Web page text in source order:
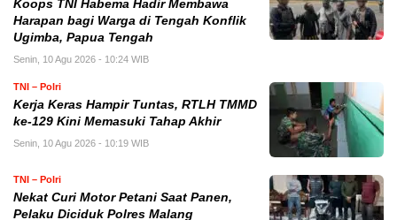
Koops TNI Habema Hadir Membawa
Harapan bagi Warga di Tengah Konflik
Ugimba, Papua Tengah
Senin, 10 Agu 2026 - 10:24 WIB
TNI – Polri
Kerja Keras Hampir Tuntas, RTLH TMMD
ke-129 Kini Memasuki Tahap Akhir
Senin, 10 Agu 2026 - 10:19 WIB
TNI – Polri
Nekat Curi Motor Petani Saat Panen,
Pelaku Diciduk Polres Malang